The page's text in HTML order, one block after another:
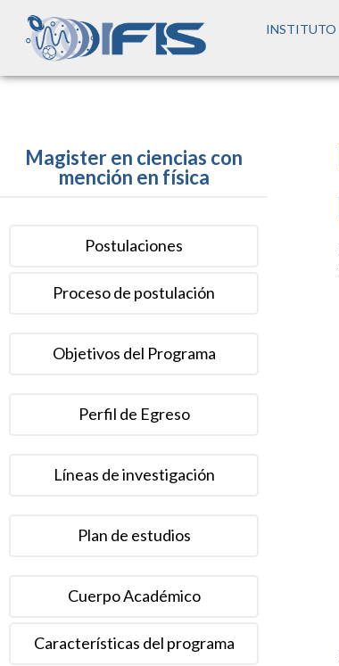
INSTITUTO
Magister en ciencias con
mención en física
Postulaciones
Proceso de postulación
Objetivos del Programa
Perfil de Egreso
Líneas de investigación
Plan de estudios
Cuerpo Académico
Características del programa